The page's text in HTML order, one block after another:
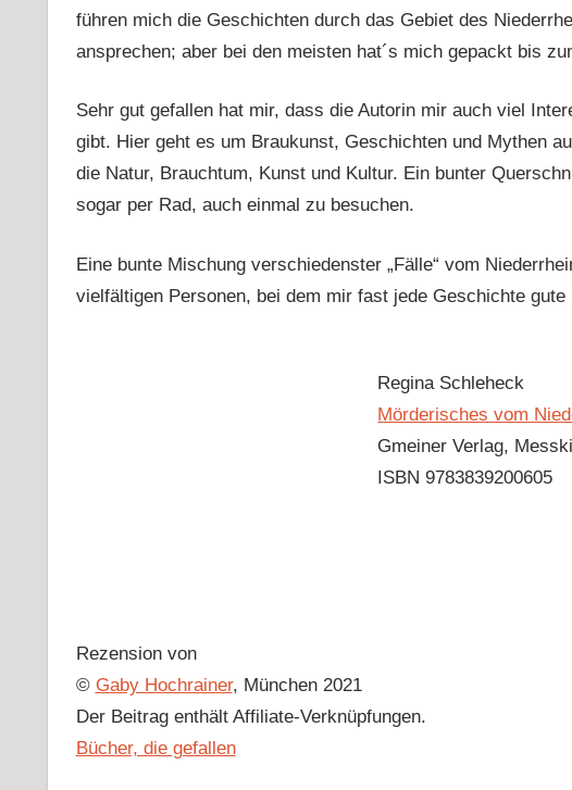
führen mich die Geschichten durch das Gebiet des
ansprechen; aber bei den meisten hat´s mich gepackt bis
Sehr gut gefallen hat mir, dass die Autorin mir auch viel
gibt. Hier geht es um Braukunst, Geschichten und Mythen
die Natur, Brauchtum, Kunst und Kultur. Ein bunter
sogar per Rad, auch einmal zu besuchen.
Eine bunte Mischung verschiedenster „Fälle“ vom
vielfältigen Personen, bei dem mir fast jede Geschichte gute
Regina Schleheck
Mörderisches vom
Gmeiner Verlag,
ISBN 9783839200605
Rezension von
© Gaby Hochrainer, München 2021
Der Beitrag enthält Affiliate-Verknüpfungen.
Bücher, die gefallen